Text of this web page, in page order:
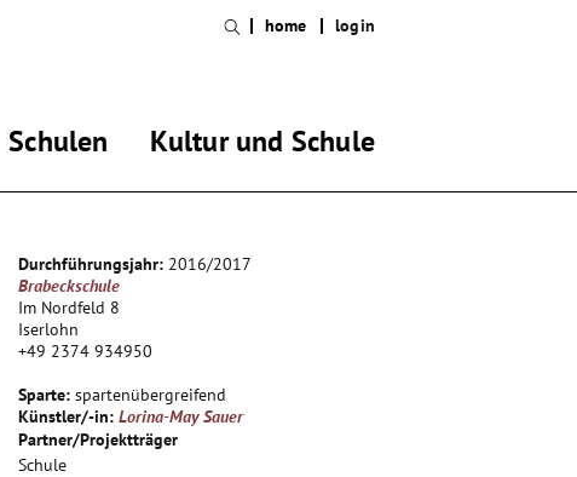
Schulen Kultur und Schule
home login
Durchführungsjahr: 2016/2017
Brabeckschule
Im Nordfeld 8
Iserlohn
+49 2374 934950
Sparte: spartenübergreifend
Künstler/-in: Lorina-May Sauer
Partner/Projektträger
Schule